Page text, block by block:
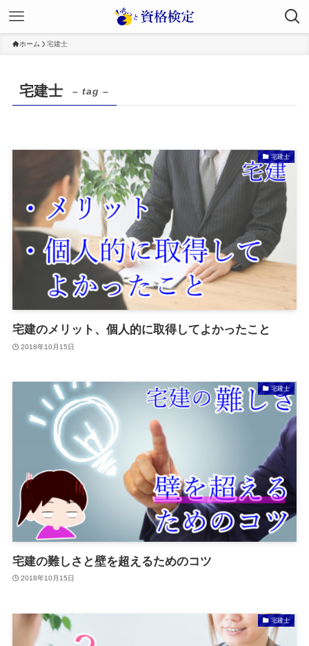
ホーム 宅建士
宅建士 – tag –
宅建士
宅建のメリット、個人的に取得してよかったこと
2018年10月15日
宅建士
宅建の難しさと壁を超えるためのコツ
2018年10月15日
宅建士